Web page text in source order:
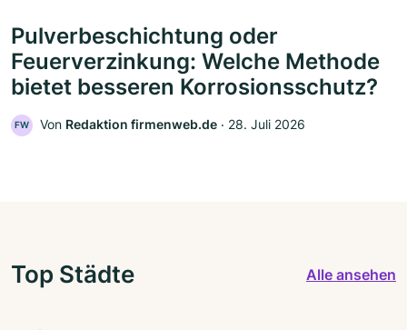
Pulverbeschichtung oder
Feuerverzinkung: Welche Methode
bietet besseren Korrosionsschutz?
FW Von Redaktion firmenweb.de ‧ 28. Juli 2026
Top Städte Alle ansehen